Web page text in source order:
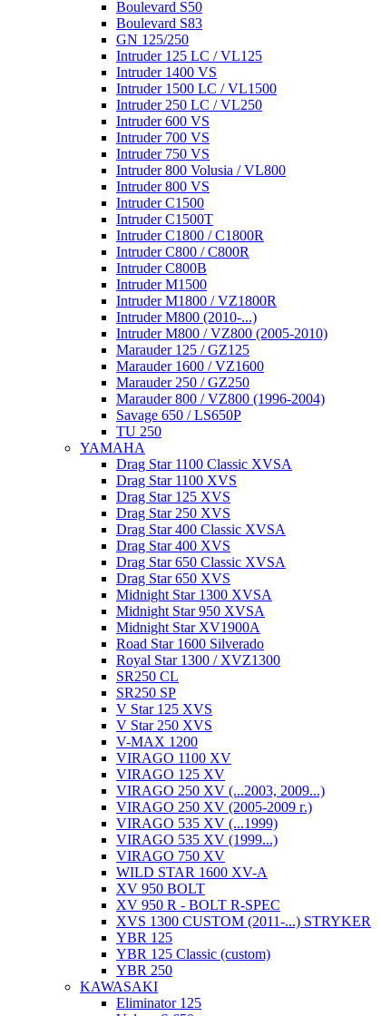
Boulevard S50
Boulevard S83
GN 125/250
Intruder 125 LC / VL125
Intruder 1400 VS
Intruder 1500 LC / VL1500
Intruder 250 LC / VL250
Intruder 600 VS
Intruder 700 VS
Intruder 750 VS
Intruder 800 Volusia / VL800
Intruder 800 VS
Intruder C1500
Intruder C1500T
Intruder C1800 / C1800R
Intruder C800 / C800R
Intruder C800B
Intruder M1500
Intruder M1800 / VZ1800R
Intruder M800 (2010-...)
Intruder M800 / VZ800 (2005-2010)
Marauder 125 / GZ125
Marauder 1600 / VZ1600
Marauder 250 / GZ250
Marauder 800 / VZ800 (1996-2004)
Savage 650 / LS650P
TU 250
YAMAHA
Drag Star 1100 Classic XVSA
Drag Star 1100 XVS
Drag Star 125 XVS
Drag Star 250 XVS
Drag Star 400 Classic XVSA
Drag Star 400 XVS
Drag Star 650 Classic XVSA
Drag Star 650 XVS
Midnight Star 1300 XVSA
Midnight Star 950 XVSA
Midnight Star XV1900A
Road Star 1600 Silverado
Royal Star 1300 / XVZ1300
SR250 CL
SR250 SP
V Star 125 XVS
V Star 250 XVS
V-MAX 1200
VIRAGO 1100 XV
VIRAGO 125 XV
VIRAGO 250 XV (...2003, 2009...)
VIRAGO 250 XV (2005-2009 г.)
VIRAGO 535 XV (...1999)
VIRAGO 535 XV (1999...)
VIRAGO 750 XV
WILD STAR 1600 XV-A
XV 950 BOLT
XV 950 R - BOLT R-SPEC
XVS 1300 CUSTOM (2011-...) STRYKER
YBR 125
YBR 125 Classic (custom)
YBR 250
KAWASAKI
Eliminator 125